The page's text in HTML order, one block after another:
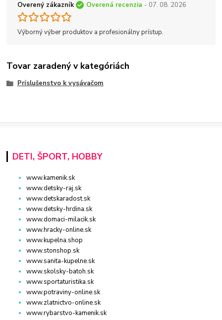
Overený zákazník Overená recenzia - 07. 08. 2026
Výborný výber produktov a profesionálny prístup.
Tovar zaradený v kategóriách
Príslušenstvo k vysávačom
DETI, ŠPORT, HOBBY
www.kamenik.sk
www.detsky-raj.sk
www.detskaradost.sk
www.detsky-hrdina.sk
www.domaci-milacik.sk
www.hracky-online.sk
www.kupelna.shop
www.stonshop.sk
www.sanita-kupelne.sk
www.skolsky-batoh.sk
www.sportaturistika.sk
www.potraviny-online.sk
www.zlatnictvo-online.sk
www.rybarstvo-kamenik.sk